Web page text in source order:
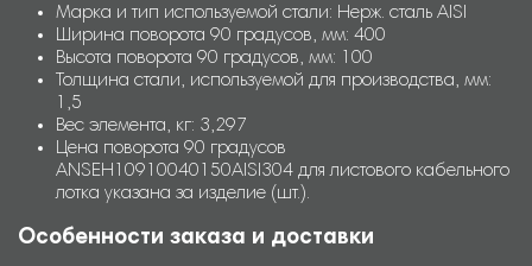
Марка и тип используемой стали: Нерж. сталь AISI
Ширина поворота 90 градусов, мм: 400
Высота поворота 90 градусов, мм: 100
Толщина стали, используемой для производства, мм:
1,5
Вес элемента, кг: 3,297
Цена поворота 90 градусов
ANSEH10910040150AISI304 для листового кабельного
лотка указана за изделие (шт.).
Особенности заказа и доставки